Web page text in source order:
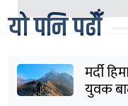
यो पनि पढौँ
मर्दी
युवक